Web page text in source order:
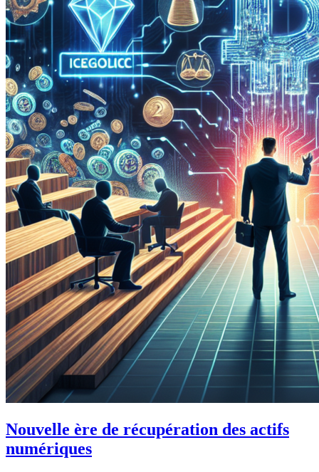
Nouvelle ère de récupération des actifs
numériques